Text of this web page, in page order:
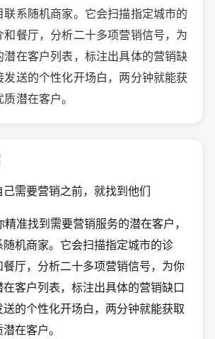
联系随机商家。它会扫描指定城市的
和餐厅，分析二十多项营销信号，为
潜在客户列表，标注出具体的营销缺
发送的个性化开场白，两分钟就能获
潜在客户。
需要营销之前，就找到他们
准找到需要营销服务的潜在客户，
机商家。它会扫描指定城市的诊
厅，分析二十多项营销信号，为你
客户列表，标注出具体的营销缺口
的个性化开场白，两分钟就能获取
在客户。